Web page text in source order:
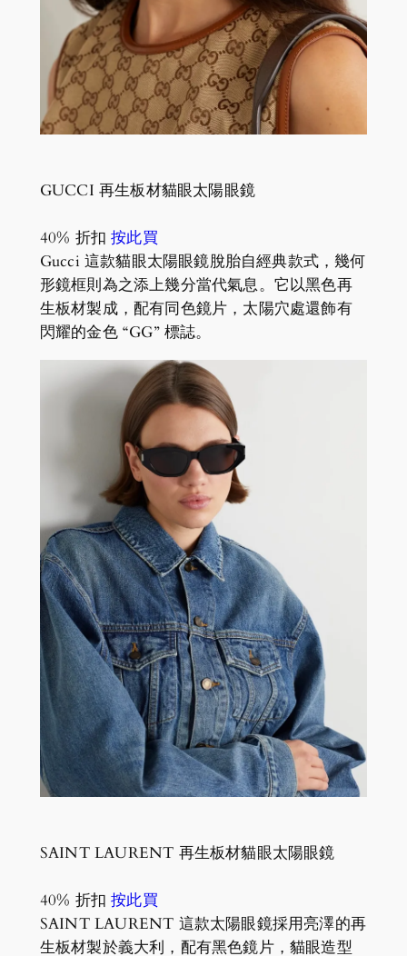
GUCCI 再生板材貓眼太陽眼鏡
40% 折扣按此買
Gucci 這款貓眼太陽眼鏡脫胎自經典款式，幾何
形鏡框則為之添上幾分當代氣息。它以黑色再
生板材製成，配有同色鏡片，太陽穴處還飾有
閃耀的金色 “GG” 標誌。
SAINT LAURENT 再生板材貓眼太陽眼鏡
40% 折扣按此買
SAINT LAURENT 這款太陽眼鏡採用亮澤的再
生板材製於義大利，配有黑色鏡片，貓眼造型